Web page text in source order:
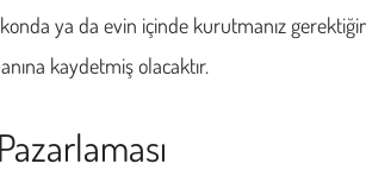
ya da evin içinde kurutmanız
kaydetmiş olacaktır.